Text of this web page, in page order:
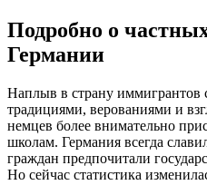
Подробно о
Германии
Наплыв в страну иммигрантов
традициями, верованиями и
немцев более внимательно
школам. Германия всегда
граждан предпочитали
Но сейчас статистика